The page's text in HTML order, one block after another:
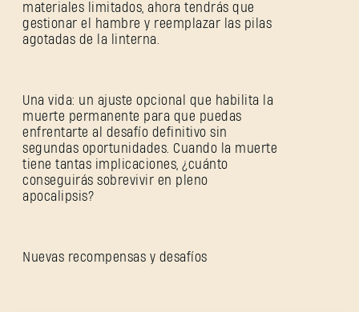
materiales limitados, ahora tendrás que
gestionar el hambre y reemplazar las pilas
agotadas de la linterna.
Una vida: un ajuste opcional que habilita la
muerte permanente para que puedas
enfrentarte al desafío definitivo sin
segundas oportunidades. Cuando la muerte
tiene tantas implicaciones, ¿cuánto
conseguirás sobrevivir en pleno
apocalipsis?
Nuevas recompensas y desafíos
REGISTRARSE